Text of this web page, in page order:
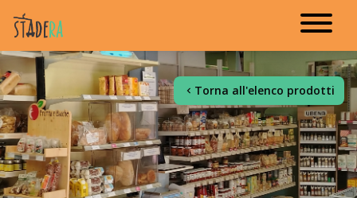
Torna all'elenco prodotti